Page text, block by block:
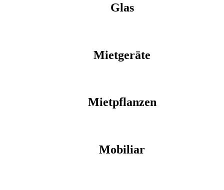
Glas
Mietgeräte
Mietpflanzen
Mobiliar